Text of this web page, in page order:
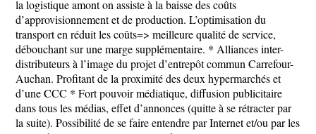
la logistique amont on assiste à la baisse des coûts
d’approvisionnement et de production. L’optimisation du
transport en réduit les coûts=> meilleure qualité de service,
débouchant sur une marge supplémentaire. * Alliances inter-
distributeurs à l’image du projet d’entrepôt commun Carrefour-
Auchan. Profitant de la proximité des deux hypermarchés et
d’une CCC * Fort pouvoir médiatique, diffusion publicitaire
dans tous les médias, effet d’annonces (quitte à se rétracter par
la suite). Possibilité de se faire entendre par Internet et/ou par les